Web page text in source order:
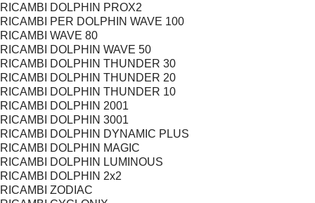
RICAMBI DOLPHIN PROX2
RICAMBI PER DOLPHIN WAVE 100
RICAMBI WAVE 80
RICAMBI DOLPHIN WAVE 50
RICAMBI DOLPHIN THUNDER 30
RICAMBI DOLPHIN THUNDER 20
RICAMBI DOLPHIN THUNDER 10
RICAMBI DOLPHIN 2001
RICAMBI DOLPHIN 3001
RICAMBI DOLPHIN DYNAMIC PLUS
RICAMBI DOLPHIN MAGIC
RICAMBI DOLPHIN LUMINOUS
RICAMBI DOLPHIN 2x2
RICAMBI ZODIAC